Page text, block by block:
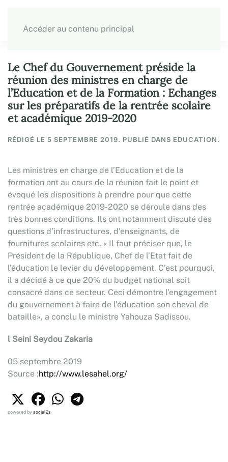
Accéder au contenu principal
Le Chef du Gouvernement préside la
réunion des ministres en charge de
l’Education et de la Formation : Echanges
sur les préparatifs de la rentrée scolaire
et académique 2019-2020
RÉDIGÉ LE 5 SEPTEMBRE 2019. PUBLIÉ DANS EDUCATION.
Les ministres en charge de l’Education et de la
formation ont au cours de la réunion fait le point et
évoqué les dispositions à prendre pour que cette
rentrée académique 2019-2020 se déroule dans des
très bonnes conditions. Ils ont notamment discuté des
questions d’infrastructures, d’enseignants, de
fournitures scolaires etc. « Il faut préciser que, le
Président de la République, Chef de l’Etat fait de
l’éducation le levier du développement. C’est pourquoi,
il a décidé à ce que 20% du budget national soit
consacré dans ce secteur. Ceci démontre l’engagement
du gouvernement à faire de l’éducation son cheval de
bataille», a conclu le ministre Yahouza Sadissou.
l Seini Seydou Zakaria
05 septembre 2019
Source :http://www.lesahel.org/
powered bysocial2s